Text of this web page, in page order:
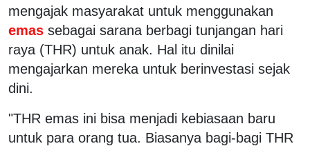
mengajak masyarakat untuk menggunakan
emas sebagai sarana berbagi tunjangan hari
raya (THR) untuk anak. Hal itu dinilai
mengajarkan mereka untuk berinvestasi sejak
dini.
"THR emas ini bisa menjadi kebiasaan baru
untuk para orang tua. Biasanya bagi-bagi THR